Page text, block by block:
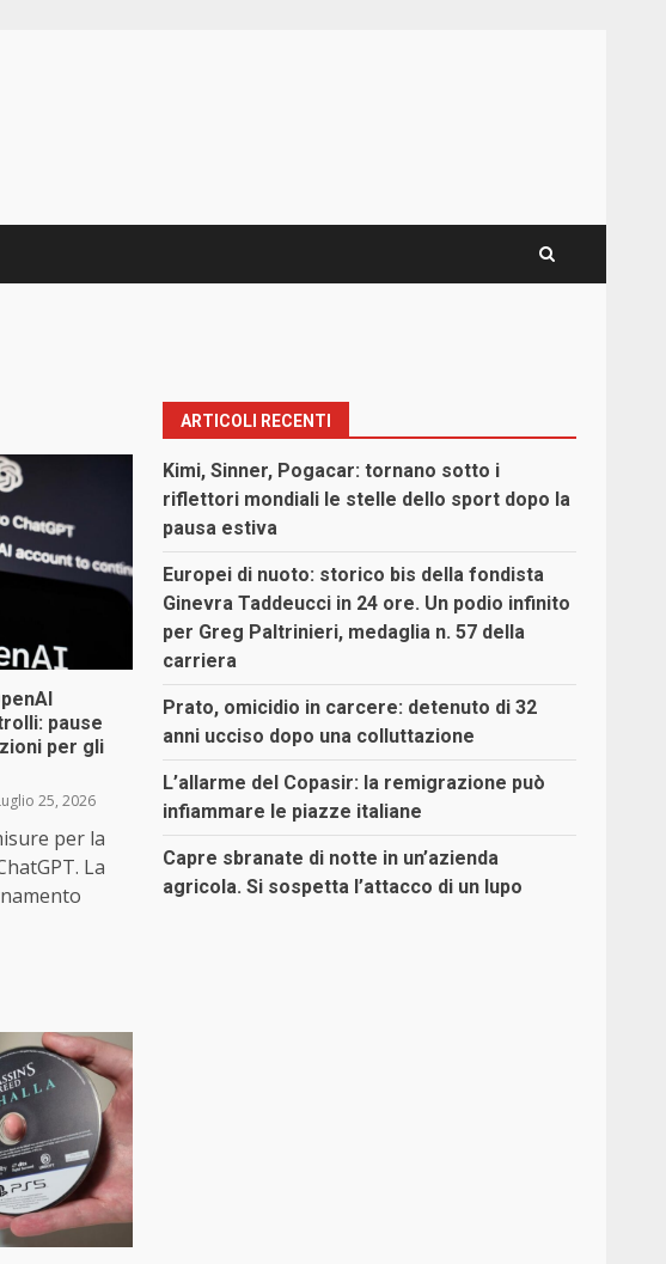
pause
per gli
25, 2026
per la
La
ARTICOLI RECENTI
Kimi, Sinner, Pogacar: tornano sotto i
riflettori mondiali le stelle dello sport dopo la
pausa estiva
Europei di nuoto: storico bis della fondista
Ginevra Taddeucci in 24 ore. Un podio infinito
per Greg Paltrinieri, medaglia n. 57 della
carriera
Prato, omicidio in carcere: detenuto di 32
anni ucciso dopo una colluttazione
L’allarme del Copasir: la remigrazione può
infiammare le piazze italiane
Capre sbranate di notte in un’azienda
agricola. Si sospetta l’attacco di un lupo